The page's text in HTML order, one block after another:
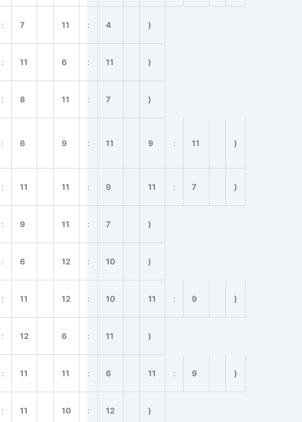
: 7 11 : 4 )
: 11 6 : 11 )
: 8 11 : 7 )
: 6 9 : 11 9 : 11 )
: 11 11 : 9 11 : 7 )
: 9 11 : 7 )
: 6 12 : 10 )
: 11 12 : 10 11 : 9 )
: 12 6 : 11 )
: 11 11 : 6 11 : 9 )
: 11 10 : 12 )